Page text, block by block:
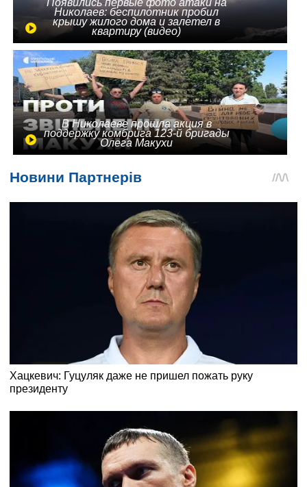
Появились первые фото атаки на
Николаев: беспилотник пробил
крышу жилого дома и залетел в
квартиру (видео)
В Николаеве прошла акция в
поддержку комбрига 123-й бригады
Олега Макухи